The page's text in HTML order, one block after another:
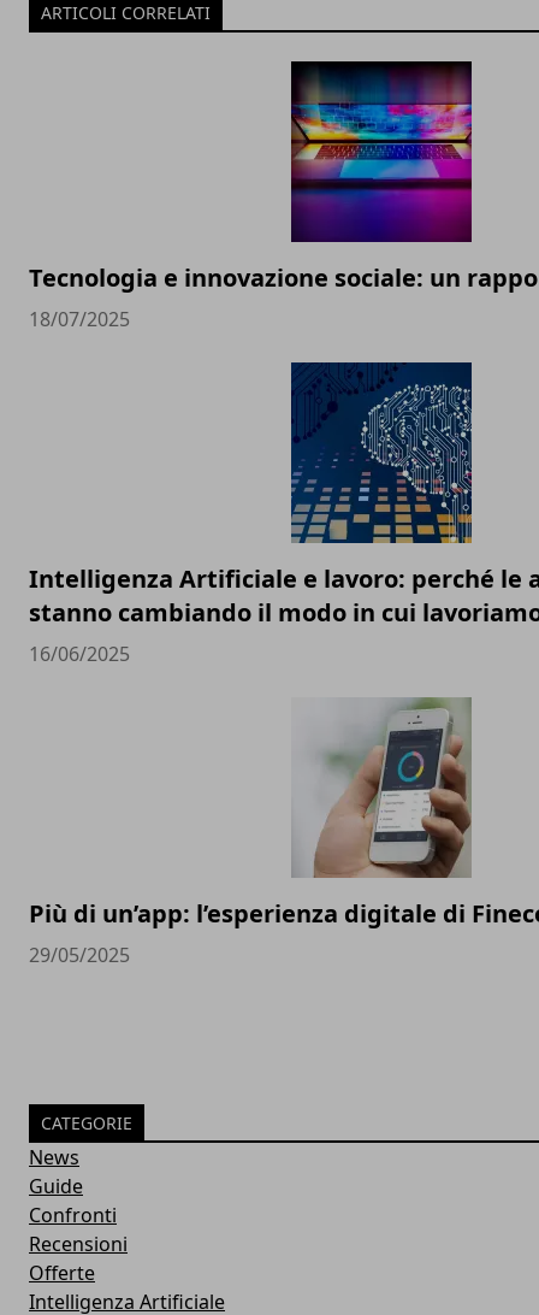
ARTICOLI CORRELATI
Tecnologia e innovazione sociale: un
18/07/2025
Intelligenza Artificiale e lavoro: perché le
stanno cambiando il modo in cui
16/06/2025
Più di un’app: l’esperienza digitale di
29/05/2025
CATEGORIE
News
Guide
Confronti
Recensioni
Offerte
Intelligenza Artificiale